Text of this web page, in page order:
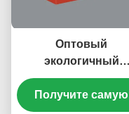
Оптовый
экологичный
гофрированный
картон, бумажный
Получите самую